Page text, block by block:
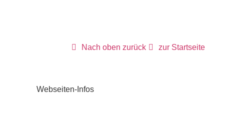
Nach oben zurück zur Startseite
Webseiten-Infos